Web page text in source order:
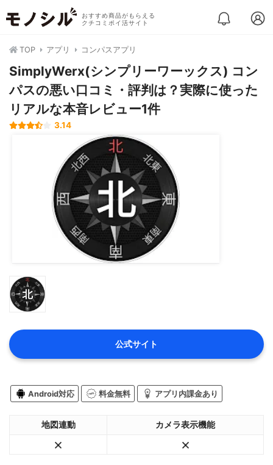
おすすめ商品がもらえる
クチコミポイ活サイト
TOP アプリ コンパスアプリ
SimplyWerx(シンプリーワーックス) コン
パスの悪い口コミ・評判は？実際に使った
リアルな本音レビュー1件
3.14
公式サイト
Android対応 料金無料 アプリ内課金あり
地図連動 カメラ表示機能